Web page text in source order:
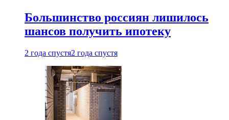
Большинство россиян лишилось
шансов получить ипотеку
2 года спустя2 года спустя